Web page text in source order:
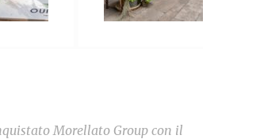
Morellato Group con il